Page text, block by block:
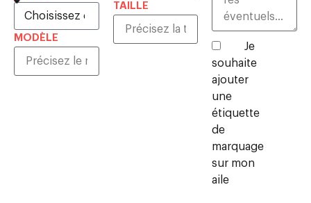
MODÈLE
TAILLE
Je
souhaite
ajouter
une
étiquette
de
marquage
sur mon
aile